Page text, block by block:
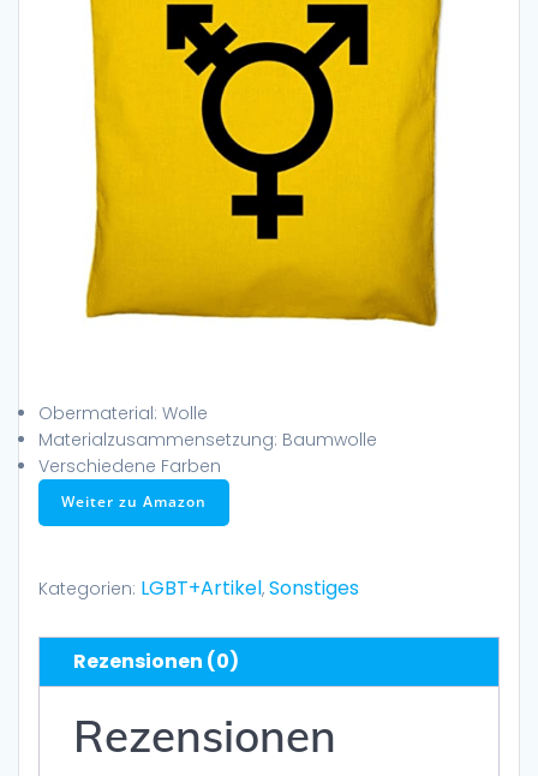
Obermaterial: Wolle
Materialzusammensetzung: Baumwolle
Verschiedene Farben
Weiter zu Amazon
Kategorien: LGBT+Artikel, Sonstiges
Rezensionen (0)
Rezensionen